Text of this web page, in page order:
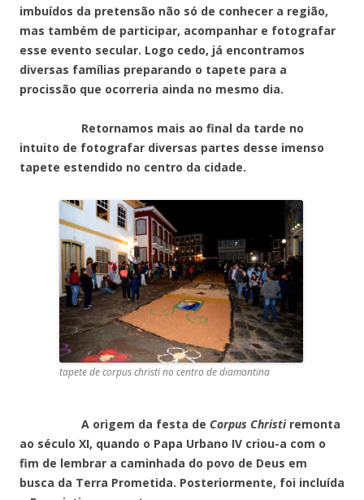
imbuídos da pretensão não só de conhecer a região,
mas também de participar, acompanhar e fotografar
esse evento secular. Logo cedo, já encontramos
diversas famílias preparando o tapete para a
procissão que ocorreria ainda no mesmo dia.
Retornamos mais ao final da tarde no
intuito de fotografar diversas partes desse imenso
tapete estendido no centro da cidade.
tapete de corpus christi no centro de diamantina
A origem da festa de Corpus Christiremonta
ao século XI, quando o Papa Urbano IV criou-a com o
fim de lembrar a caminhada do povo de Deus em
busca da Terra Prometida. Posteriormente, foi incluída